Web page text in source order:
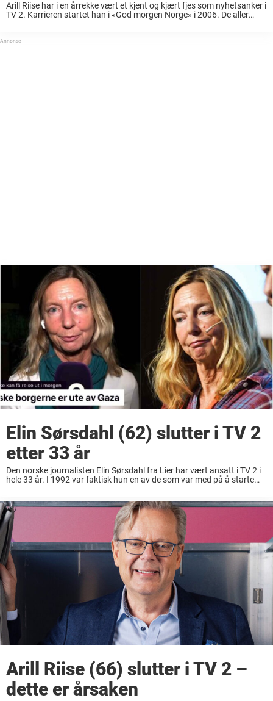
Arill Riise har i en årrekke vært et kjent og kjært fjes som nyhetsanker i
TV 2. Karrieren startet han i «God morgen Norge» i 2006. De aller
Elin Sørsdahl (62) slutter i TV 2
etter 33 år
Den norske journalisten Elin Sørsdahl fra Lier har vært ansatt i TV 2 i
hele 33 år. I 1992 var faktisk hun en av de som var med på å starte
Arill Riise (66) slutter i TV 2 –
dette er årsaken